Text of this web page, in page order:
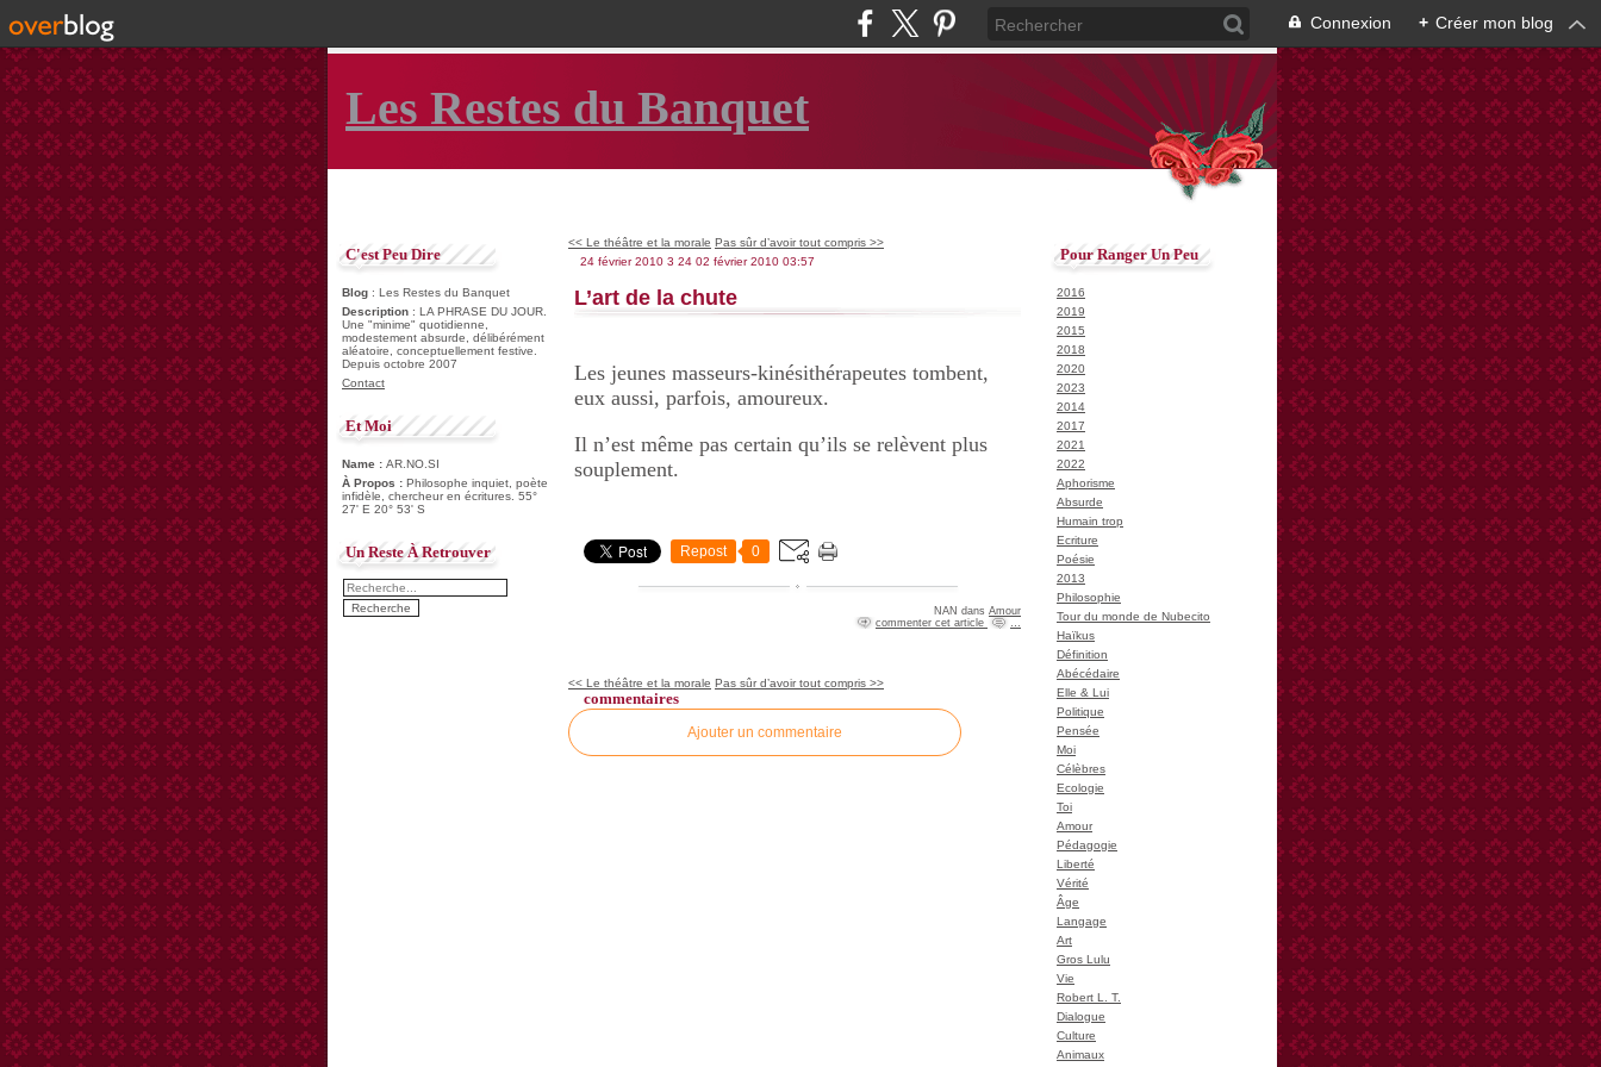
Connexion + Créer mon blog
Les Restes du Banquet
C'est Peu Dire
Blog : Les Restes du Banquet
Description : LA PHRASE DU JOUR.
Une "minime" quotidienne,
modestement absurde, délibérément
aléatoire, conceptuellement festive.
Depuis octobre 2007
Contact
Et Moi
Name : AR.NO.SI
À Propos : Philosophe inquiet, poète
infidèle, chercheur en écritures. 55°
27' E 20° 53' S
Un Reste À Retrouver
<< Le théâtre et la morale Pas sûr d’avoir tout compris >>
24 février 2010 3 24 02 février 2010 03:57
L’art de la chute
Les jeunes masseurs-kinésithérapeutes tombent,
eux aussi, parfois, amoureux.
Il n’est même pas certain qu’ils se relèvent plus
souplement.
Repost 0
NAN dans Amour
commenter cet article
<< Le théâtre et la morale Pas sûr d’avoir tout compris >>
commentaires
Ajouter un commentaire
Pour Ranger Un Peu
2016
2019
2015
2018
2020
2023
2014
2017
2021
2022
Aphorisme
Absurde
Humain trop
Ecriture
Poésie
2013
Philosophie
Tour du monde de Nubecito
Haïkus
Définition
Abécédaire
Elle & Lui
Politique
Pensée
Moi
Célèbres
Ecologie
Toi
Amour
Pédagogie
Liberté
Vérité
Âge
Langage
Art
Gros Lulu
Vie
Robert L. T.
Dialogue
Culture
Animaux